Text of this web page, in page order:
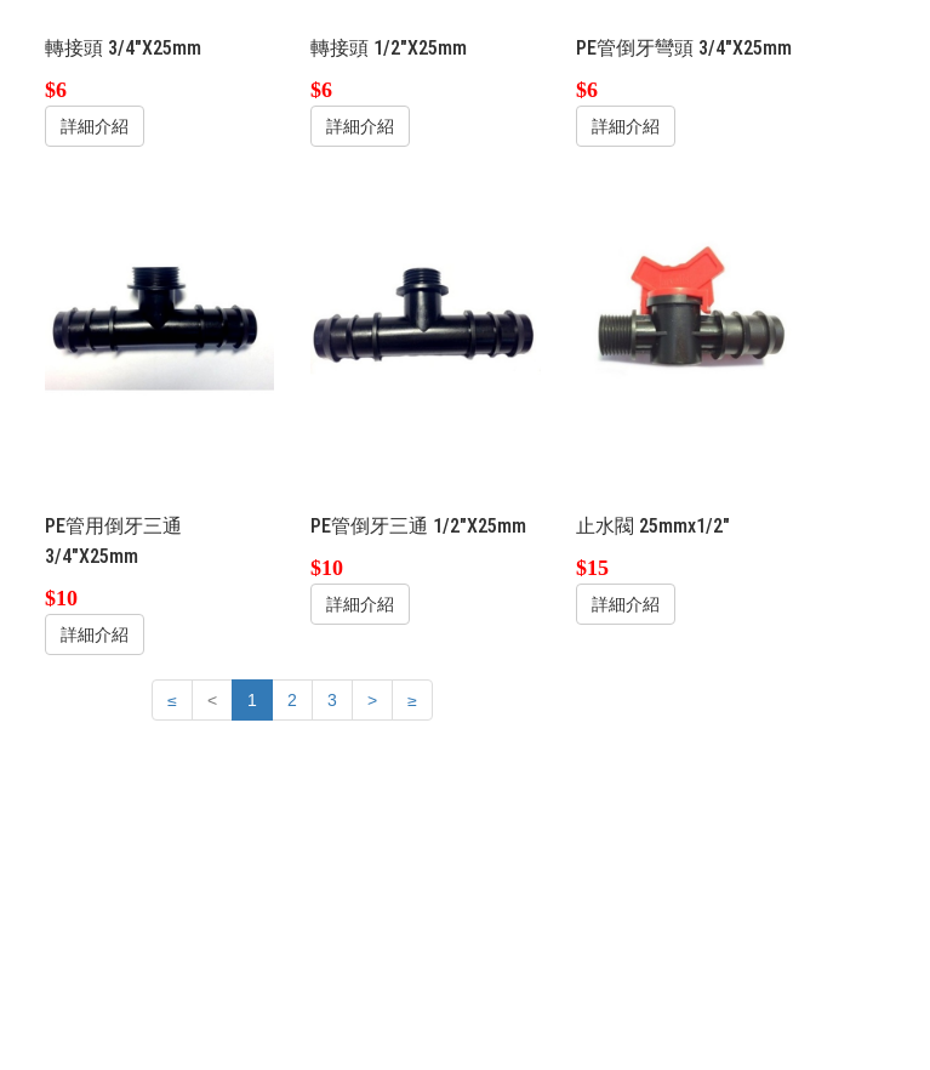
轉接頭 3/4"X25mm
$6
詳細介紹
轉接頭 1/2"X25mm
$6
詳細介紹
PE管倒牙彎頭 3/4"X25mm
$6
詳細介紹
PE管用倒牙三通
3/4"X25mm
$10
詳細介紹
PE管倒牙三通 1/2"X25mm
$10
詳細介紹
止水閥 25mmx1/2"
$15
詳細介紹
≤ < 1 2 3 > ≥